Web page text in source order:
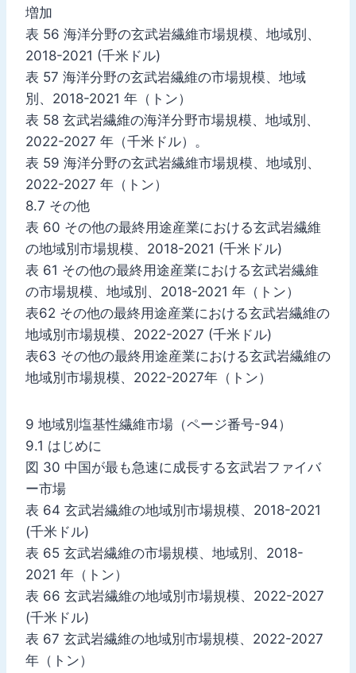
増加
表 56 海洋分野の玄武岩繊維市場規模、地域別、
2018-2021 (千米ドル)
表 57 海洋分野の玄武岩繊維の市場規模、地域
別、2018-2021 年（トン）
表 58 玄武岩繊維の海洋分野市場規模、地域別、
2022-2027 年（千米ドル）。
表 59 海洋分野の玄武岩繊維市場規模、地域別、
2022-2027 年（トン）
8.7 その他
表 60 その他の最終用途産業における玄武岩繊維
の地域別市場規模、2018-2021 (千米ドル)
表 61 その他の最終用途産業における玄武岩繊維
の市場規模、地域別、2018-2021 年（トン）
表62 その他の最終用途産業における玄武岩繊維の
地域別市場規模、2022-2027 (千米ドル)
表63 その他の最終用途産業における玄武岩繊維の
地域別市場規模、2022-2027年（トン）
9 地域別塩基性繊維市場（ページ番号-94）
9.1 はじめに
図 30 中国が最も急速に成長する玄武岩ファイバ
ー市場
表 64 玄武岩繊維の地域別市場規模、2018-2021
(千米ドル)
表 65 玄武岩繊維の市場規模、地域別、2018-
2021 年（トン）
表 66 玄武岩繊維の地域別市場規模、2022-2027
(千米ドル)
表 67 玄武岩繊維の地域別市場規模、2022-2027
年（トン）